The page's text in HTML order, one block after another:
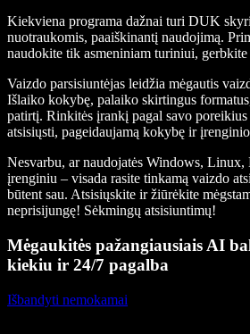
Kiekviena programa dažnai turi DUK
nuotraukomis, paaiškinantį naudojimą.
naudokite tik asmeniniam turiniui, gerbkite
Vaizdo parsisiuntėjas leidžia mėgautis
Išlaiko kokybę, palaiko skirtingus
patirtį. Rinkitės įrankį pagal savo
atsisiųsti, pageidaujamą kokybę ir
Nesvarbu, ar naudojatės Windows,
įrenginiu – visada rasite tinkamą vaizdo
būtent sau. Atsisiųskite ir žiūrėkite
neprisijungę! Sėkmingų atsisiuntimų!
Mėgaukitės pažangiausiais AI
kiekiu ir 24/7 pagalba
Išbandyti nemokamai